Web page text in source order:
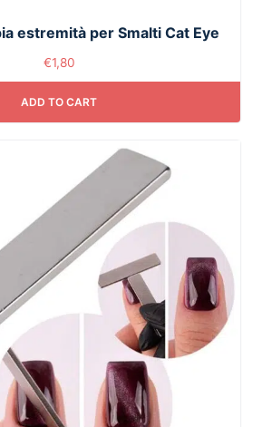
estremità per Smalti Cat Eye
€1,80
ADD TO CART